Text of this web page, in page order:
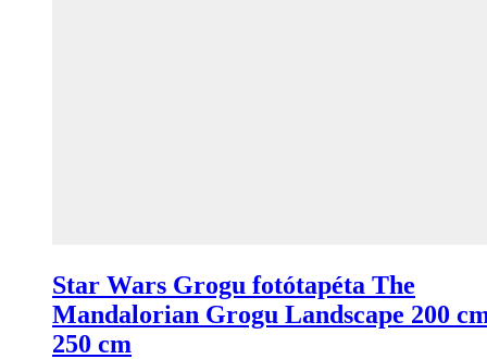
Star Wars Grogu fotótapéta The
Mandalorian Grogu Landscape 200
250 cm